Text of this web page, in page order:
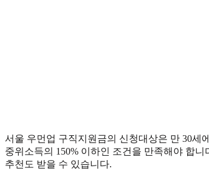
서울 우먼업 구직지원금의 신청대상은 만 30세
중위소득의 150% 이하인 조건을 만족해야 합
추천도 받을 수 있습니다.